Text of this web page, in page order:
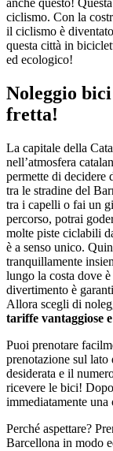
anche questo!
ciclismo. Con la
il ciclismo è
questa città in
ed ecologico!
Noleggio
fretta!
La capitale della
nell’atmosfera
permette di decidere
tra le stradine del
tra i capelli o fai un
percorso, potrai
molte piste ciclabili
è a senso unico.
tranquillamente
lungo la costa dove
divertimento è
Allora scegli di
tariffe vantaggiose
Puoi prenotare
prenotazione sul lato
desiderata e il
ricevere le bici!
immediatamente
Perché aspettare?
Barcellona in modo